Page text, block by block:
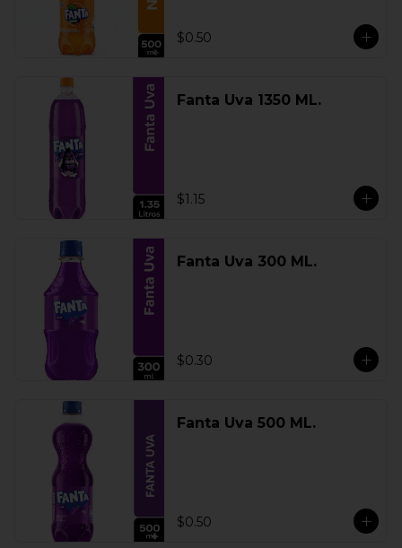
$0.50
Fanta Uva 1350 ML.
$1.15
Fanta Uva 300 ML.
$0.30
Fanta Uva 500 ML.
$0.50